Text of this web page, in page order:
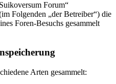
Forum“
Folgenden „der Betreiber“) die
Foren-Besuchs gesammelt
Arten gesammelt: